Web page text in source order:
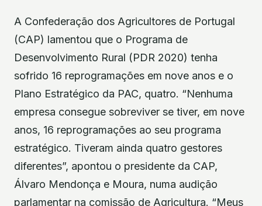
A Confederação dos Agricultores de Portugal
(CAP) lamentou que o Programa de
Desenvolvimento Rural (PDR 2020) tenha
sofrido 16 reprogramações em nove anos e o
Plano Estratégico da PAC, quatro. “Nenhuma
empresa consegue sobreviver se tiver, em nove
anos, 16 reprogramações ao seu programa
estratégico. Tiveram ainda quatro gestores
diferentes”, apontou o presidente da CAP,
Álvaro Mendonça e Moura, numa audição
parlamentar na comissão de Agricultura. “Meus